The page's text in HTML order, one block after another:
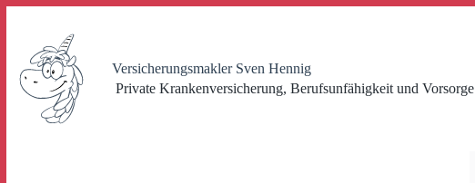
springen
Versicherungsmakler Sven Hennig
Private Krankenversicherung, Berufsunfähigkeit und Vorsorge